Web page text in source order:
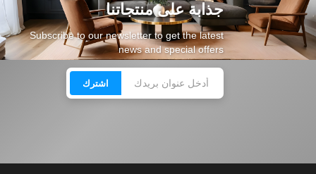
جذابة على منتجاتنا
Subscribe to our newsletter to get the latest
news and special offers
اشترك